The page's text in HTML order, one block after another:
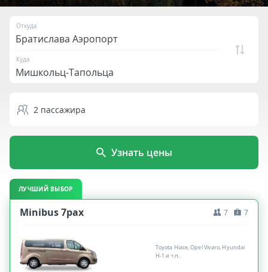
Откуда
Куда
2 пассажира
Узнать цены
ЛУЧШИЙ ВЫБОР
Minibus 7pax 7 7
Toyota Hiace, Opel Vivaro, Hyundai
H-1 и т.п.